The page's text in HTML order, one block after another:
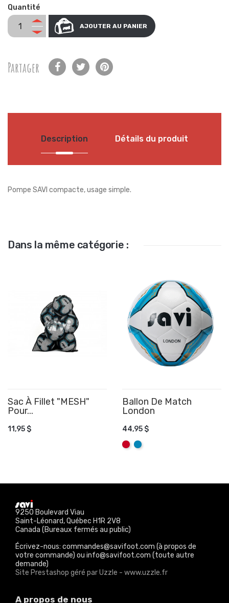
Quantité
AJOUTER AU PANIER
Partager
Description Détails du produit
Pompe SAVI compacte, usage simple.
Dans la même catégorie :
Sac À Fillet "MESH"
Pour...
11,95 $
AJOUTER AU PANIER
Ballon De Match
London
44,95 $
Rouge
Aqua
AJOUTER AU PANIER
9250 Boulevard Viau
Saint-Léonard, Québec H1R 2V8
Canada (Bureaux fermés au public)
Écrivez-nous: commandes@savifoot.com (à propos de
votre commande) ou info@savifoot.com (toute autre
demande)
Site Prestashop géré par Uzzle - www.uzzle.fr
A propos de nous